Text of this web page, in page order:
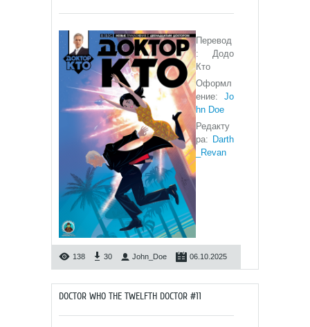
Перевод
: Додо
Кто
Оформл
ение: Jo
hn Doe
Редакту
ра: Darth
_Revan
138 30 John_Doe 06.10.2025
DOCTOR WHO THE TWELFTH DOCTOR #11